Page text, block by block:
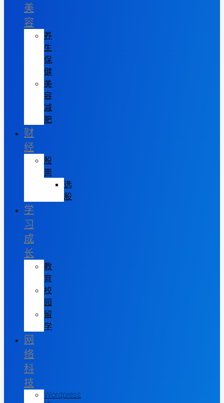
美
容
养
生
保
健
美
容
减
肥
财
经
股
票
选
股
学
习
成
长
教
育
校
园
留
学
网
络
科
技
Wordpress